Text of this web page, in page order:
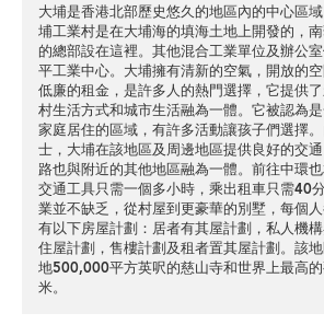
大埔是香港北部歷史悠久的地區內的中心區
埔工業村是在大埔海的填海土地上開發的，
的總部設在這裡。其他混合工業單位及辦公
平工業中心。大埔擁有清新的空氣，開放的
低廉的租金，是許多人的熱門選擇，它提供
村生活方式和城市生活融為一體。它被認為
家庭居住的區域，有許多活動讓孩子們選擇
士，大埔在該地區及周邊地區提供良好的交
路也與附近的其他地區融為一體。前往中環
交通工具只需一個多小時，乘出租車只需40
業並不缺乏，從村屋到更豪華的別墅，每個
有以下房屋計劃：居者有其屋計劃，私人機
住屋計劃，售樓計劃及租者置其屋計劃。該
地500,000平方英呎的慈山寺和世界上最高
米。